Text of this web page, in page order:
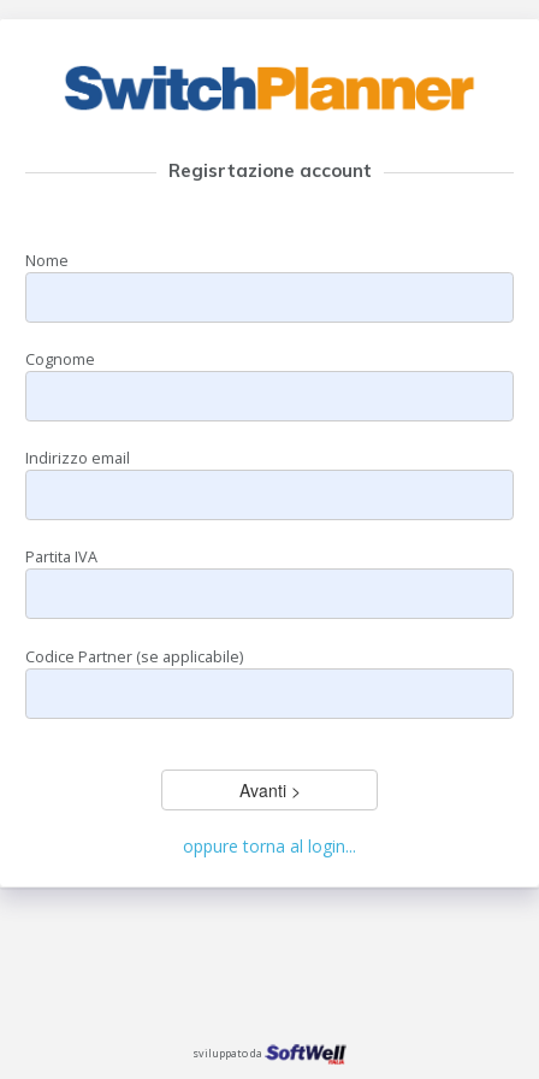
Regisrtazione account
Nome
Cognome
Indirizzo email
Partita IVA
Codice Partner (se applicabile)
Avanti >
oppure torna al login...
sviluppato da